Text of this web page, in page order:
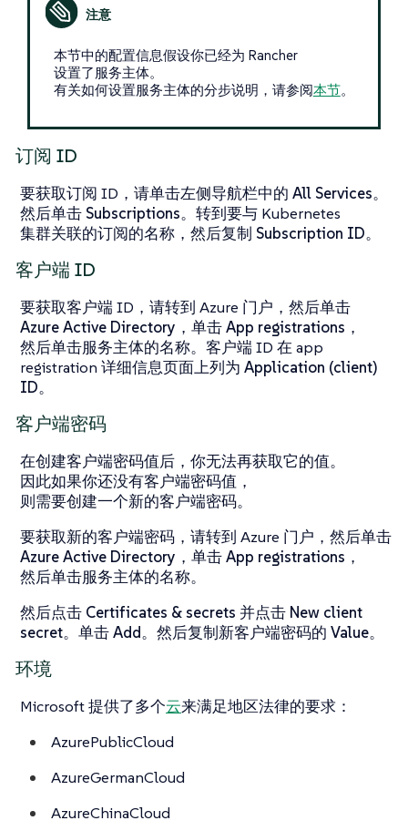
本节中的配置信息假设你已经为 Rancher
设置了服务主体。
有关如何设置服务主体的分步说明，请参阅本节。
订阅 ID
要获取订阅 ID，请单击左侧导航栏中的 All Services。
然后单击 Subscriptions。转到要与 Kubernetes
集群关联的订阅的名称，然后复制 Subscription ID。
客户端 ID
要获取客户端 ID，请转到 Azure 门户，然后单击
Azure Active Directory ，单击App registrations ，
然后单击服务主体的名称。客户端 ID 在 app
registration 详细信息页面上列为 Application (client)
ID。
客户端密码
在创建客户端密码值后，你无法再获取它的值。
因此如果你还没有客户端密码值，
则需要创建一个新的客户端密码。
要获取新的客户端密码，请转到 Azure 门户，然后单击
Azure Active Directory ，单击App registrations ，
然后单击服务主体的名称。
然后点击 Certificates & secrets 并点击 New client
secret。单击Add。然后复制新客户端密码的 Value。
环境
Microsoft 提供了多个云来满足地区法律的要求：
AzurePublicCloud
AzureGermanCloud
AzureChinaCloud